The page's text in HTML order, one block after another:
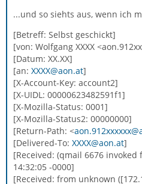
...und so siehts aus, wenn ich
[Betreff: Selbst geschickt]
[von: Wolfgang XXXX
[Datum: XX.XX]
[an: XXXX@aon.at]
[X-Account-Key: account2]
[X-UIDL: 00000623482591f1]
[X-Mozilla-Status: 0001]
[X-Mozilla-Status2: 00000000]
[Return-Path: <
[Delivered-To: XXXX@aon.at]
[Received: (qmail 6676 invoked
14:32:05 -0000]
[Received: from unknown